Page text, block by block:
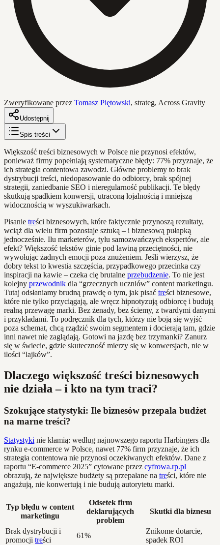
Zweryfikowane przez Tomasz Piętowski, strateg, Across Gravity
Udostępnij
Spis treści
Większość treści biznesowych w Polsce nie przynosi efektów,
ponieważ firmy popełniają systematyczne błędy: 77% przyznaje, że
ich strategia contentowa zawodzi. Główne problemy to brak
dystrybucji treści, niedopasowanie do odbiorcy, brak spójnej
strategii, zaniedbanie SEO i nieregularność publikacji. Te błędy
skutkują spadkiem konwersji, utraconą lojalnością i mniejszą
widocznością w wyszukiwarkach.
Pisanie treści biznesowych, które faktycznie przynoszą rezultaty,
wciąż dla wielu firm pozostaje sztuką – i biznesową pułapką
jednocześnie. Ilu marketerów, tylu samozwańczych ekspertów, ale
efekt? Większość tekstów ginie pod lawiną przeciętności, nie
wywołując żadnych emocji poza znużeniem. Jeśli wierzysz, że
dobry tekst to kwestia szczęścia, przypadkowego przecinka czy
inspiracji na kawie – czeka cię brutalne przebudzenie. To nie jest
kolejny przewodnik dla “grzecznych uczniów” content marketingu.
Tutaj odsłaniamy brudną prawdę o tym, jak pisać treści biznesowe,
które nie tylko przyciągają, ale wręcz hipnotyzują odbiorcę i budują
realną przewagę marki. Bez żenady, bez ściemy, z twardymi danymi
i przykładami. To podręcznik dla tych, którzy nie boją się wyjść
poza schemat, chcą rządzić swoim segmentem i docierają tam, gdzie
inni nawet nie zaglądają. Gotowi na jazdę bez trzymanki? Zanurz
się w świecie, gdzie skuteczność mierzy się w konwersjach, nie w
ilości “lajków”.
Dlaczego większość treści biznesowych
nie działa – i kto na tym traci?
Szokujące statystyki: Ile biznesów przepala budżet
na marne treści?
Statystyki nie kłamią: według najnowszego raportu Harbingers dla
rynku e-commerce w Polsce, nawet 77% firm przyznaje, że ich
strategia contentowa nie przynosi oczekiwanych efektów. Dane z
raportu “E-commerce 2025” cytowane przez cyfrowa.rp.pl
obrazują, że największe budżety są przepalane na treści, które nie
angażują, nie konwertują i nie budują autorytetu marki.
Typ błędu w content
marketingu
Odsetek firm
deklarujących
problem
Skutki dla biznesu
Brak dystrybucji i
promocji treści
61%
Znikome dotarcie,
spadek ROI